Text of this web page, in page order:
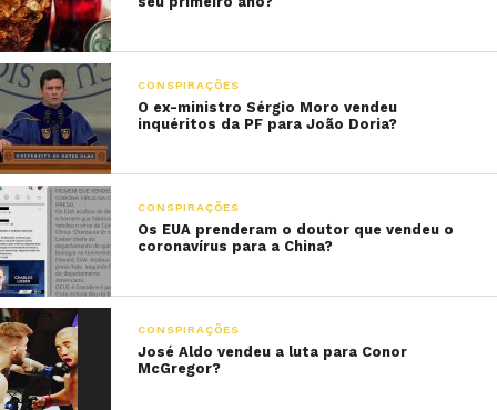
CONSPIRAÇÕES
O ex-ministro Sérgio Moro vendeu
inquéritos da PF para João Doria?
CONSPIRAÇÕES
Os EUA prenderam o doutor que vendeu o
coronavírus para a China?
CONSPIRAÇÕES
José Aldo vendeu a luta para Conor
McGregor?